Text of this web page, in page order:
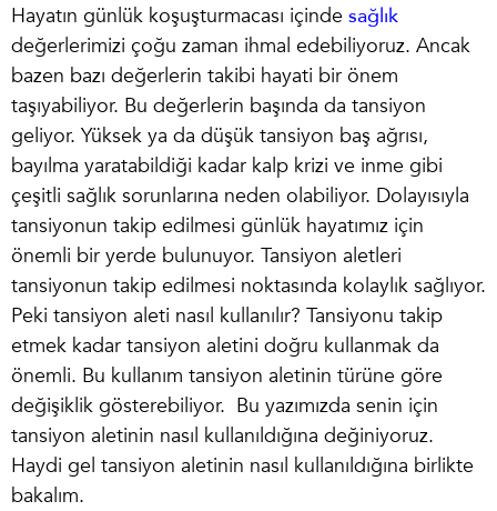
Hayatın günlük koşuşturmacası içinde sağlık
değerlerimizi çoğu zaman ihmal edebiliyoruz. Ancak
bazen bazı değerlerin takibi hayati bir önem
taşıyabiliyor. Bu değerlerin başında da tansiyon
geliyor. Yüksek ya da düşük tansiyon baş ağrısı,
bayılma yaratabildiği kadar kalp krizi ve inme gibi
çeşitli sağlık sorunlarına neden olabiliyor. Dolayısıyla
tansiyonun takip edilmesi günlük hayatımız için
önemli bir yerde bulunuyor. Tansiyon aletleri
tansiyonun takip edilmesi noktasında kolaylık sağlıyor.
Peki tansiyon aleti nasıl kullanılır? Tansiyonu takip
etmek kadar tansiyon aletini doğru kullanmak da
önemli. Bu kullanım tansiyon aletinin türüne göre
değişiklik gösterebiliyor. Bu yazımızda senin için
tansiyon aletinin nasıl kullanıldığına değiniyoruz.
Haydi gel tansiyon aletinin nasıl kullanıldığına birlikte
bakalım.